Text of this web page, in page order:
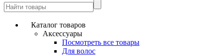
Каталог товаров
Аксессуары
Посмотреть все товары
Для волос